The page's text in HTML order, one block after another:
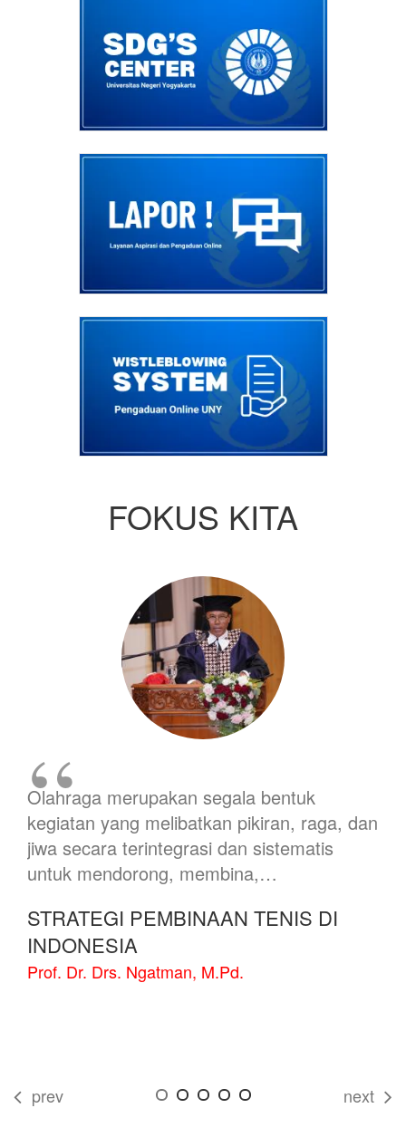
FOKUS KITA
Olahraga merupakan segala bentuk
kegiatan yang melibatkan pikiran, raga, dan
jiwa secara terintegrasi dan sistematis
untuk mendorong, membina,…
STRATEGI PEMBINAAN TENIS DI
INDONESIA
Prof. Dr. Drs. Ngatman, M.Pd.
prev next